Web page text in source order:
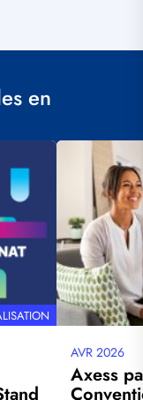
en
Visuel
principal
Date
mise
à
AVR 2026
Axess